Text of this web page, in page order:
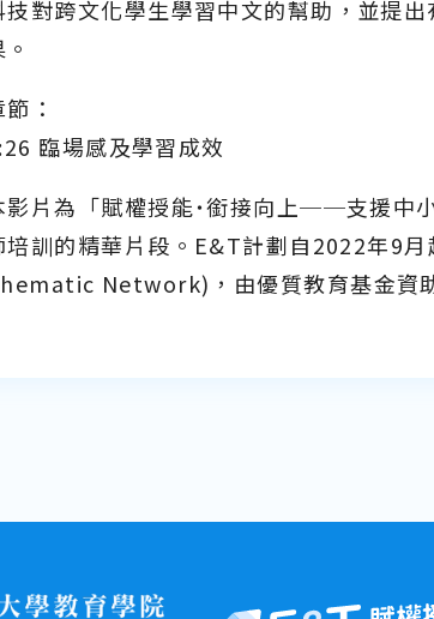
技對跨文化學生學習中文的幫助，並提
節：
臨場感及學習成效
影片為「賦權授能˙銜接向上──支援中
培訓的精華片段。E&T計劃自2022年9
Network)，由優質教育基金資